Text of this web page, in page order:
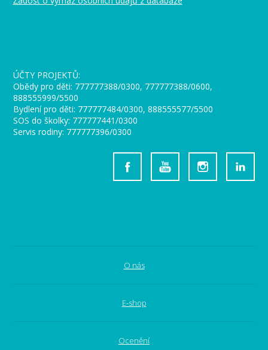
ÚČTY PROJEKTŮ:
Obědy pro děti: 777777388/0300, 777777388/0600,
888555999/5500
Bydlení pro děti: 777777484/0300, 888555577/5500
SOS do školky: 777777441/0300
Servis rodiny: 777777396/0300
O nás
E-shop
Ocenění